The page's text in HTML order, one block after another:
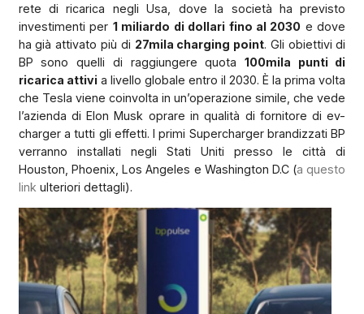
rete di ricarica negli Usa, dove la società ha previsto
investimenti per 1 miliardo di dollari fino al 2030 e dove
ha già attivato più di 27mila charging point. Gli obiettivi di
BP sono quelli di raggiungere quota 100mila punti di
ricarica attivia livello globale entro il 2030. È la prima volta
che Tesla viene coinvolta in un’operazione simile, che vede
l’azienda di Elon Musk oprare in qualità di fornitore di ev-
charger a tutti gli effetti. I primi Supercharger brandizzati BP
verranno installati negli Stati Uniti presso le città di
Houston, Phoenix, Los Angeles e Washington D.C (a questo
link ulteriori dettagli).